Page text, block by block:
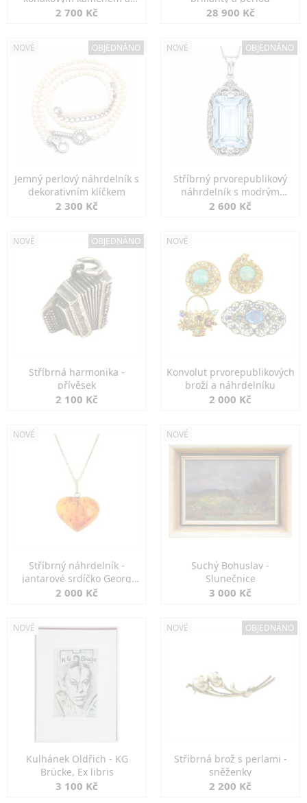
markazity
2 700 Kč 28 900 Kč
NOVÉ OBJEDNÁNO
Jemný perlový náhrdelník s
dekorativním klíčkem
2 300 Kč
NOVÉ OBJEDNÁNO
Stříbrný prvorepublikový
náhrdelník s modrým
spinelem
2 600 Kč
NOVÉ OBJEDNÁNO
Stříbrná harmonika -
přívěsek
2 100 Kč
NOVÉ
Konvolut prvorepublikových
broží a náhrdelníku
2 000 Kč
NOVÉ
Stříbrný náhrdelník -
jantarové srdíčko Georg
Kramer
2 000 Kč
NOVÉ
Suchý Bohuslav -
Slunečnice
3 000 Kč
NOVÉ
Kulhánek Oldřich - KG
Brücke, Ex libris
3 100 Kč
NOVÉ OBJEDNÁNO
Stříbrná brož s perlami -
sněženky
2 200 Kč